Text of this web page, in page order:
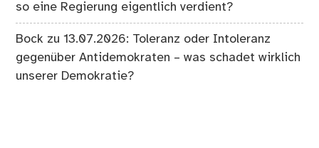
so eine Regierung eigentlich verdient?
Bock zu13.07.2026: Toleranz oder Intoleranz
gegenüber Antidemokraten – was schadet wirklich
unserer Demokratie?